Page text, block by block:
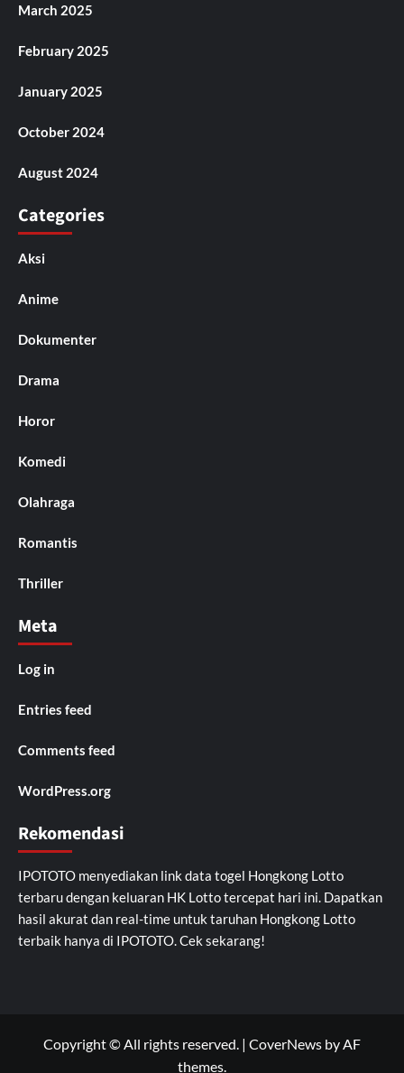
March 2025
February 2025
January 2025
October 2024
August 2024
Categories
Aksi
Anime
Dokumenter
Drama
Horor
Komedi
Olahraga
Romantis
Thriller
Meta
Log in
Entries feed
Comments feed
WordPress.org
Rekomendasi
IPOTOTO menyediakan link data togel Hongkong Lotto
terbaru dengan keluaran HK Lotto tercepat hari ini. Dapatkan
hasil akurat dan real-time untuk taruhan Hongkong Lotto
terbaik hanya di IPOTOTO. Cek sekarang!
Copyright © All rights reserved. | CoverNews by AF
themes.